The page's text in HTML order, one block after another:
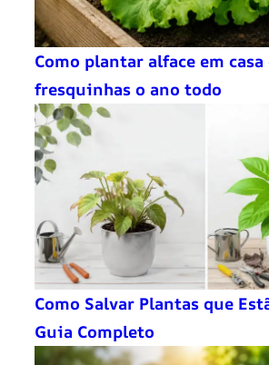
Como plantar alface em
fresquinhas o ano todo
Como Salvar Plantas que
Guia Completo